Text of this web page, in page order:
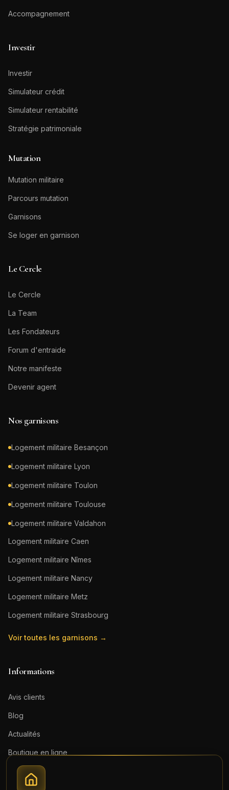
Accompagnement
Investir
Investir
Simulateur crédit
Simulateur rentabilité
Stratégie patrimoniale
Mutation
Mutation militaire
Parcours mutation
Garnisons
Se loger en garnison
Le Cercle
Le Cercle
La Team
Les Fondateurs
Forum d'entraide
Notre manifeste
Devenir agent
Nos garnisons
Logement militaire Besançon
Logement militaire Lyon
Logement militaire Toulon
Logement militaire Toulouse
Logement militaire Valdahon
Logement militaire Caen
Logement militaire Nîmes
Logement militaire Nancy
Logement militaire Metz
Logement militaire Strasbourg
Voir toutes les garnisons →
Informations
Avis clients
Blog
Actualités
Boutique en ligne
Contact